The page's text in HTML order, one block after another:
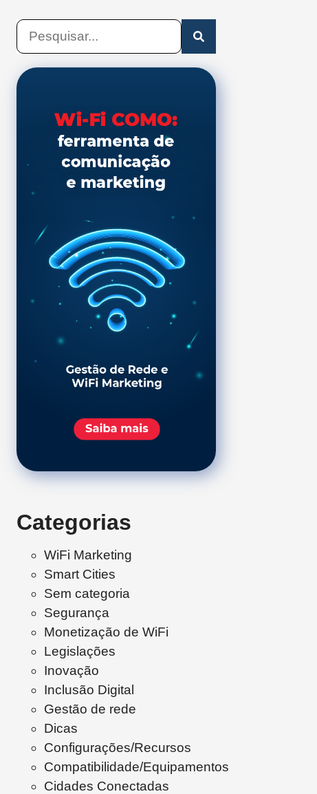
Categorias
WiFi Marketing
Smart Cities
Sem categoria
Segurança
Monetização de WiFi
Legislações
Inovação
Inclusão Digital
Gestão de rede
Dicas
Configurações/Recursos
Compatibilidade/Equipamentos
Cidades Conectadas